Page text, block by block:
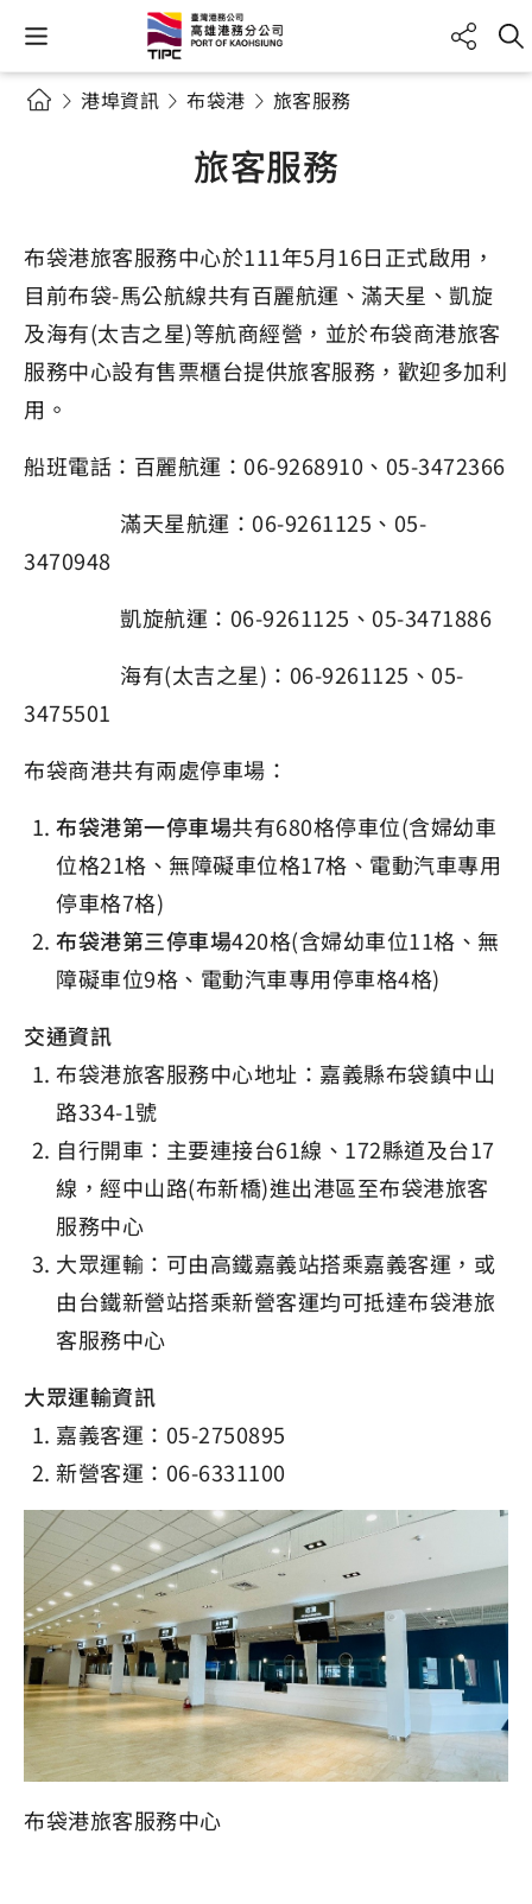
港埠資訊 布袋港 旅客服務
旅客服務
布袋港旅客服務中心於111年5月16日正式啟用，
目前布袋-馬公航線共有百麗航運、滿天星、凱旋
及海有(太吉之星)等航商經營，並於布袋商港旅客
服務中心設有售票櫃台提供旅客服務，歡迎多加利
用。
船班電話：百麗航運：06-9268910、05-3472366
滿天星航運：06-9261125、05-
3470948
凱旋航運：06-9261125、05-3471886
海有(太吉之星)：06-9261125、05-
3475501
布袋商港共有兩處停車場：
布袋港第一停車場共有680格停車位(含婦幼車
位格21格、無障礙車位格17格、電動汽車專用
停車格7格)
布袋港第三停車場420格(含婦幼車位11格、無
障礙車位9格、電動汽車專用停車格4格)
交通資訊
布袋港旅客服務中心地址：嘉義縣布袋鎮中山
路334-1號
自行開車：主要連接台61線、172縣道及台17
線，經中山路(布新橋)進出港區至布袋港旅客
服務中心
大眾運輸：可由高鐵嘉義站搭乘嘉義客運，或
由台鐵新營站搭乘新營客運均可抵達布袋港旅
客服務中心
大眾運輸資訊
嘉義客運：05-2750895
新營客運：06-6331100
布袋港旅客服務中心